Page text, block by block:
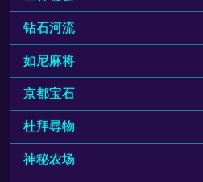
钻石河流
如尼麻将
京都宝石
杜拜尋物
神秘农场